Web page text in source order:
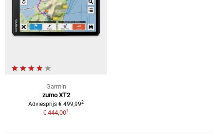
Garmin
zumo XT2
Adviesprijs € 499,992
€ 444,001